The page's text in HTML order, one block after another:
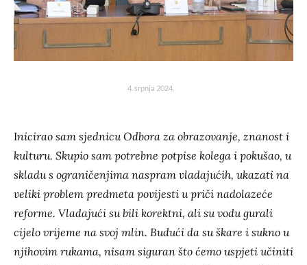
4. srpnja 2024.
Inicirao sam sjednicu Odbora za obrazovanje, znanost i
kulturu. Skupio sam potrebne potpise kolega i pokušao, u
skladu s ograničenjima naspram vladajućih, ukazati na
veliki problem predmeta povijesti u priči nadolazeće
reforme. Vladajući su bili korektni, ali su vodu gurali
cijelo vrijeme na svoj mlin. Budući da su škare i sukno u
njihovim rukama, nisam siguran što ćemo uspjeti učiniti